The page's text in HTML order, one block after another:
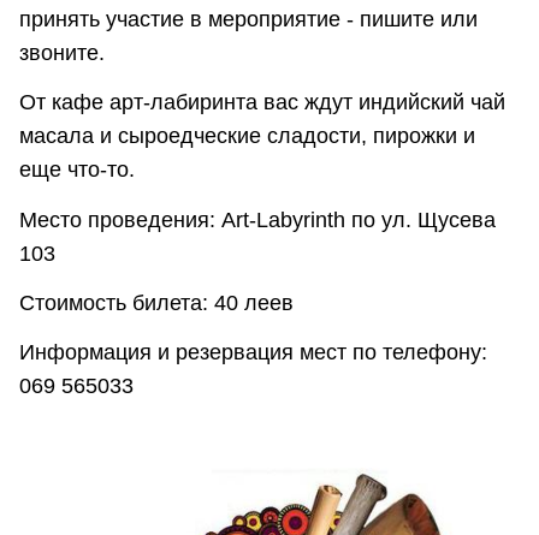
принять участие в мероприятие - пишите или
звоните.
От кафе арт-лабиринта вас ждут индийский чай
масала и сыроедческие сладости, пирожки и
еще что-то.
Место проведения: Art-Labyrinth по ул. Щусева
103
Стоимость билета: 40 леев
Информация и резервация мест по телефону:
069 565033